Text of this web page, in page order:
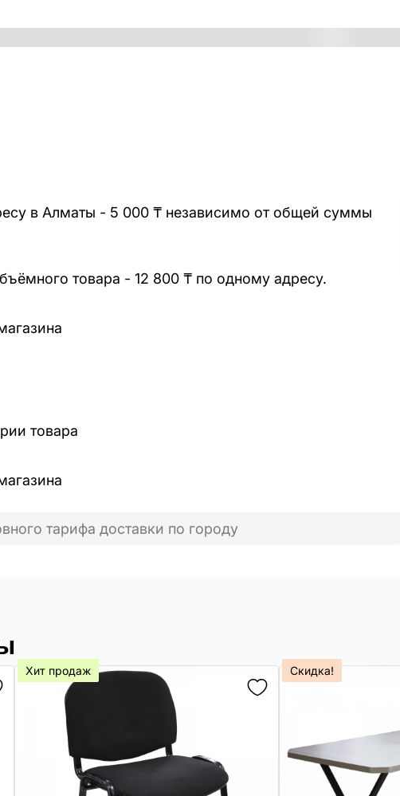
в Алматы - 5 000 ₸ независимо от общей суммы
товара - 12 800 ₸ по одному адресу.
товара
тарифа доставки по городу
Хит продаж Скидка!